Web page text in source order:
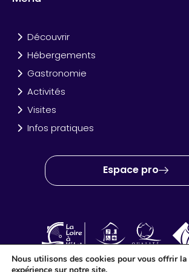
Découvrir
Hébergements
Gastronomie
Activités
Visites
Infos pratiques
Espace pro
Nous utilisons des cookies pour vous offrir